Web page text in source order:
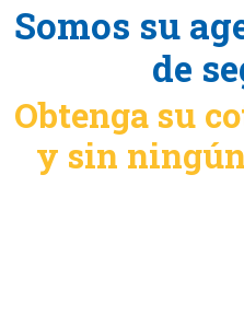
Somos su
de
Obtenga su
y sin